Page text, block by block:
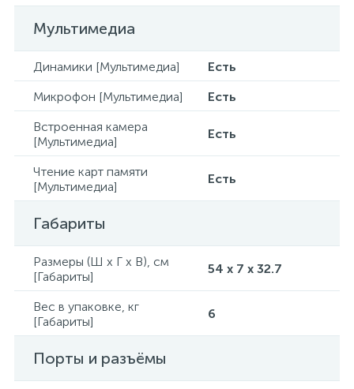
Мультимедиа
Динамики [Мультимедиа]
Есть
Микрофон [Мультимедиа]
Есть
Встроенная камера
[Мультимедиа]
Есть
Чтение карт памяти
[Мультимедиа]
Есть
Габариты
Размеры (Ш x Г x В), см
[Габариты]
54 х 7 x 32.7
Вес в упаковке, кг
[Габариты]
6
Порты и разъёмы